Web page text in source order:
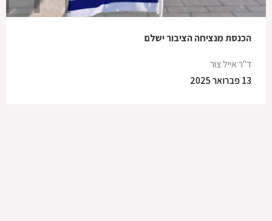
הכנסת מנציחה הציבור ישלם
ד"ר אייל צור
13 פברואר 2025